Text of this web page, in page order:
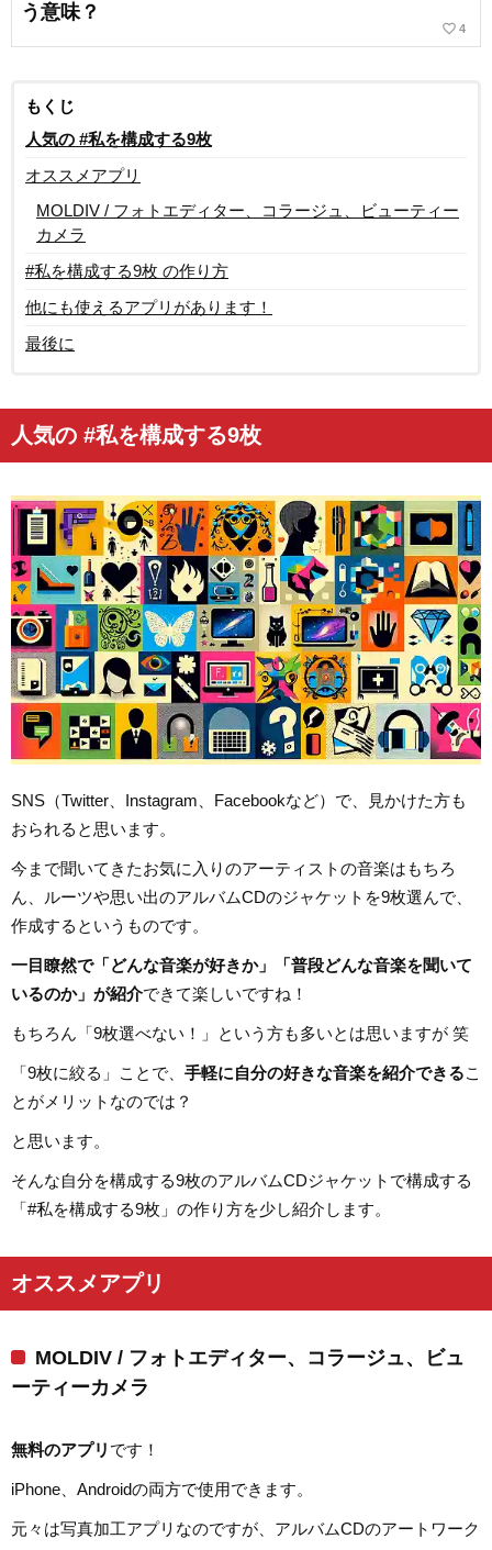
う意味？
favorite_border 4
もくじ
人気の #私を構成する9枚
オススメアプリ
MOLDIV / フォトエディター、コラージュ、ビューティー
カメラ
#私を構成する9枚 の作り方
他にも使えるアプリがあります！
最後に
人気の #私を構成する9枚
SNS（Twitter、Instagram、Facebookなど）で、見かけた方も
おられると思います。
今まで聞いてきたお気に入りのアーティストの音楽はもちろ
ん、ルーツや思い出のアルバムCDのジャケットを9枚選んで、
作成するというものです。
一目瞭然で「どんな音楽が好きか」「普段どんな音楽を聞いて
いるのか」が紹介できて楽しいですね！
もちろん「9枚選べない！」という方も多いとは思いますが 笑
「9枚に絞る」ことで、 手軽に自分の好きな音楽を紹介できるこ
とがメリットなのでは？
と思います。
そんな自分を構成する9枚のアルバムCDジャケットで構成する
「#私を構成する9枚」の作り方を少し紹介します。
オススメアプリ
MOLDIV / フォトエディター、コラージュ、ビュ
ーティーカメラ
無料のアプリ です！
iPhone、Androidの両方で使用できます。
元々は写真加工アプリなのですが、アルバムCDのアートワーク